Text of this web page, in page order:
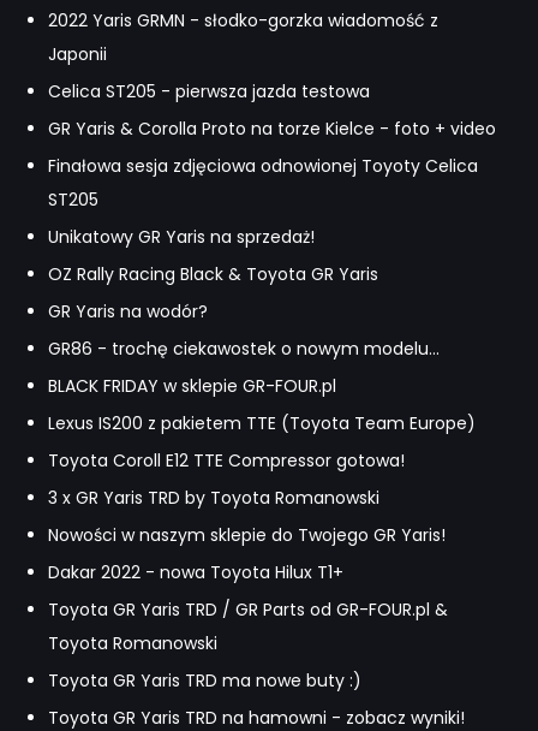
2022 Yaris GRMN - słodko-gorzka wiadomość z
Japonii
Celica ST205 - pierwsza jazda testowa
GR Yaris & Corolla Proto na torze Kielce - foto + video
Finałowa sesja zdjęciowa odnowionej Toyoty Celica
ST205
Unikatowy GR Yaris na sprzedaż!
OZ Rally Racing Black & Toyota GR Yaris
GR Yaris na wodór?
GR86 - trochę ciekawostek o nowym modelu...
BLACK FRIDAY w sklepie GR-FOUR.pl
Lexus IS200 z pakietem TTE (Toyota Team Europe)
Toyota Coroll E12 TTE Compressor gotowa!
3 x GR Yaris TRD by Toyota Romanowski
Nowości w naszym sklepie do Twojego GR Yaris!
Dakar 2022 - nowa Toyota Hilux T1+
Toyota GR Yaris TRD / GR Parts od GR-FOUR.pl &
Toyota Romanowski
Toyota GR Yaris TRD ma nowe buty :)
Toyota GR Yaris TRD na hamowni - zobacz wyniki!